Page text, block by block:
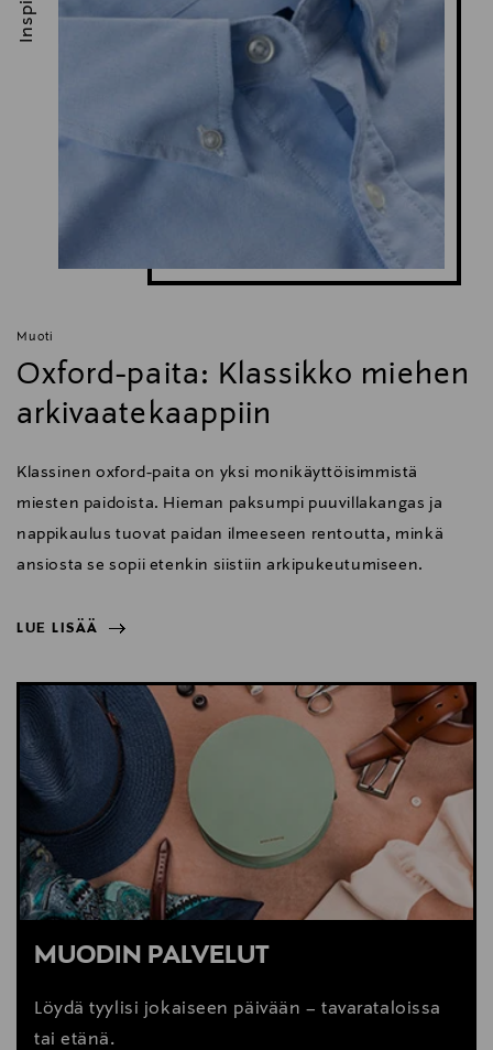
Muoti
Oxford-paita: Klassikko miehen
arkivaatekaappiin
Klassinen oxford-paita on yksi monikäyttöisimmistä
miesten paidoista. Hieman paksumpi puuvillakangas ja
nappikaulus tuovat paidan ilmeeseen rentoutta, minkä
ansiosta se sopii etenkin siistiin arkipukeutumiseen.
LUE LISÄÄ
LUE LISÄÄ
MUODIN PALVELUT
Löydä tyylisi jokaiseen päivään – tavarataloissa
tai etänä.